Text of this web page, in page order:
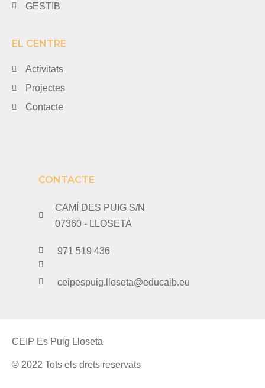
GESTIB
EL CENTRE
Activitats
Projectes
Contacte
CONTACTE
CAMÍ DES PUIG S/N
07360 - LLOSETA
971 519 436
ceipespuig.lloseta@educaib.eu
CEIP Es Puig Lloseta
© 2022 Tots els drets reservats